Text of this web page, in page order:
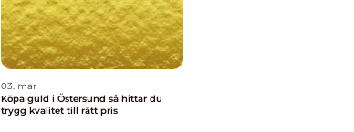
03. mar
Köpa guld i Östersund så hittar du
trygg kvalitet till rätt pris